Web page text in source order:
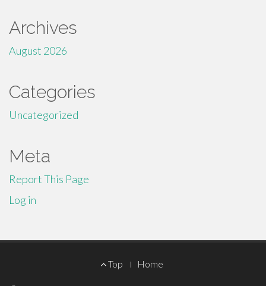
Archives
August 2026
Categories
Uncategorized
Meta
Report This Page
Log in
Top Home